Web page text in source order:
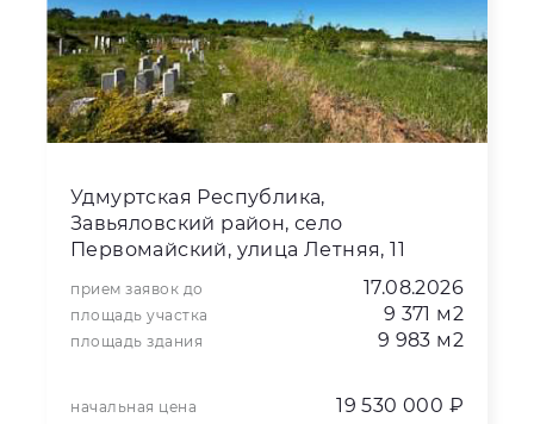
Удмуртская Республика,
Завьяловский район, село
Первомайский, улица Летняя, 11
прием заявок до 17.08.2026
площадь участка 9 371 м2
площадь здания 9 983 м2
начальная цена 19 530 000 ₽